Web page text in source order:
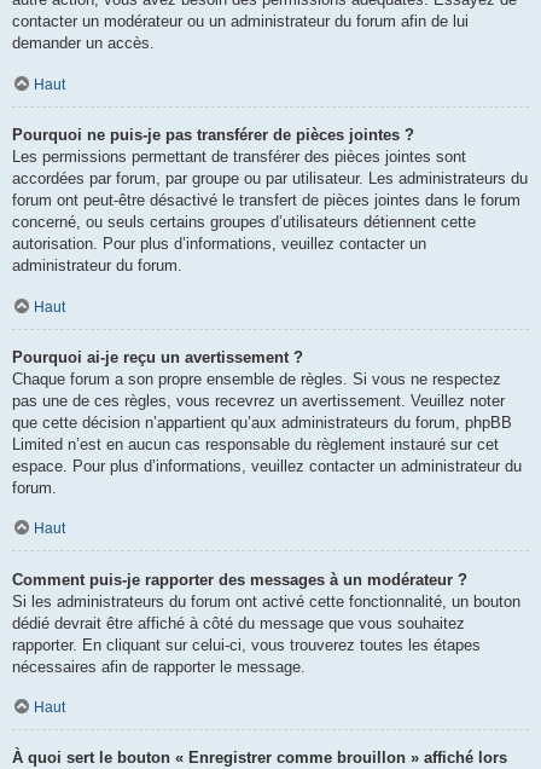
contacter un modérateur ou un administrateur du forum afin de lui
demander un accès.
Haut
Pourquoi ne puis-je pas transférer de pièces jointes ?
Les permissions permettant de transférer des pièces jointes sont
accordées par forum, par groupe ou par utilisateur. Les administrateurs du
forum ont peut-être désactivé le transfert de pièces jointes dans le forum
concerné, ou seuls certains groupes d’utilisateurs détiennent cette
autorisation. Pour plus d’informations, veuillez contacter un
administrateur du forum.
Haut
Pourquoi ai-je reçu un avertissement ?
Chaque forum a son propre ensemble de règles. Si vous ne respectez
pas une de ces règles, vous recevrez un avertissement. Veuillez noter
que cette décision n’appartient qu’aux administrateurs du forum, phpBB
Limited n’est en aucun cas responsable du règlement instauré sur cet
espace. Pour plus d’informations, veuillez contacter un administrateur du
forum.
Haut
Comment puis-je rapporter des messages à un modérateur ?
Si les administrateurs du forum ont activé cette fonctionnalité, un bouton
dédié devrait être affiché à côté du message que vous souhaitez
rapporter. En cliquant sur celui-ci, vous trouverez toutes les étapes
nécessaires afin de rapporter le message.
Haut
À quoi sert le bouton « Enregistrer comme brouillon » affiché lors